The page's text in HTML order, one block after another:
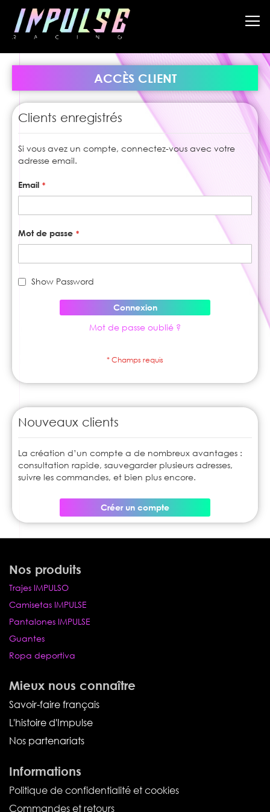
Allez
au
contenu
ACCÈS CLIENT
Clients enregistrés
Si vous avez un compte, connectez-vous avec votre
adresse email.
Email
Mot de passe
Show Password
Connexion
Mot de passe oublié ?
Nouveaux clients
La création d’un compte a de nombreux avantages :
consultation rapide, sauvegarder plusieurs adresses,
suivre les commandes, et bien plus encore.
Créer un compte
Nos produits
Trajes IMPULSO
Camisetas IMPULSE
Pantalones IMPULSE
Guantes
Ropa deportiva
Mieux nous connaître
Savoir-faire français
L'histoire d'Impulse
Nos partenariats
Informations
Politique de confidentialité et cookies
Commandes et retours